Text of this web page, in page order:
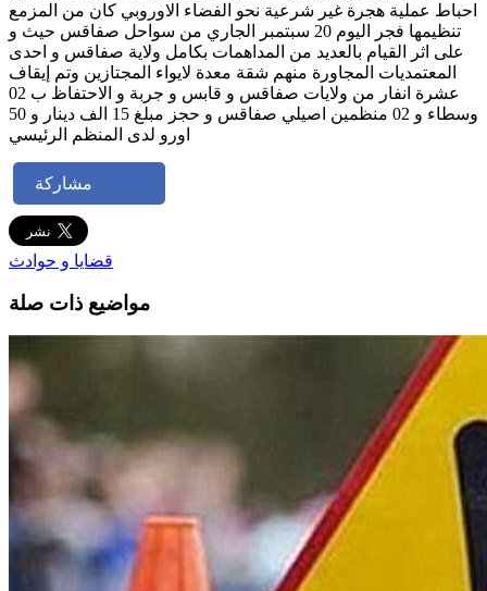
احباط عملية هجرة غير شرعية نحو الفضاء الاوروبي كان من المزمع
تنظيمها فجر اليوم 20 سبتمبر الجاري من سواحل صفاقس حيث و
على اثر القيام بالعديد من المداهمات بكامل ولاية صفاقس و احدى
المعتمديات المجاورة منهم شقة معدة لايواء المجتازين وتم إيقاف
عشرة انفار من ولايات صفاقس و قابس و جربة و الاحتفاظ ب 02
وسطاء و 02 منظمين اصيلي صفاقس و حجز مبلغ 15 الف دينار و 50
اورو لدى المنظم الرئيسي
مشاركة
قضايا و حوادث
مواضيع ذات صلة